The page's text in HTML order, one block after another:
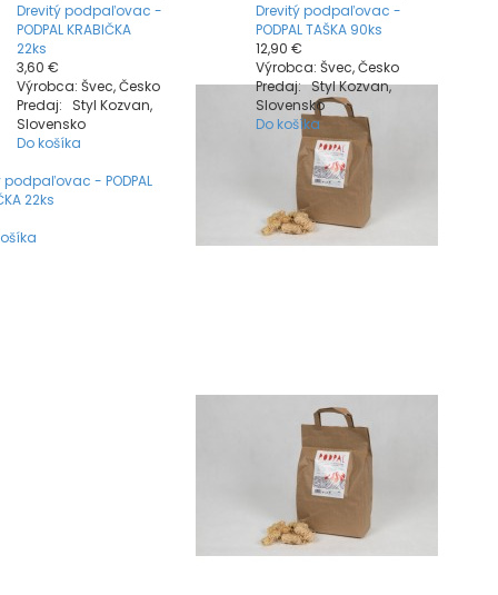
Drevitý podpaľovac -
PODPAL KRABIČKA
22ks
3,60 €
Výrobca: Švec, Česko
Predaj: Styl Kozvan,
Slovensko
Do košíka
podpaľovac - PODPAL
22ks
Drevitý podpaľovac -
PODPAL TAŠKA 90ks
12,90 €
Výrobca: Švec, Česko
Predaj: Styl Kozvan,
Slovensko
Do košíka